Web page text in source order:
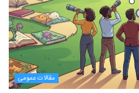
مقالات عمومی